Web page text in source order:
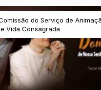
do Serviço de
Vida Consagrada